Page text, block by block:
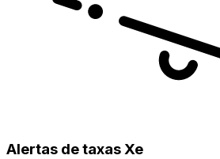
Alertas de taxas Xe